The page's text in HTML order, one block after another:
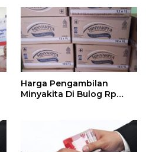
Harga Pengambilan
Minyakita Di Bulog Rp